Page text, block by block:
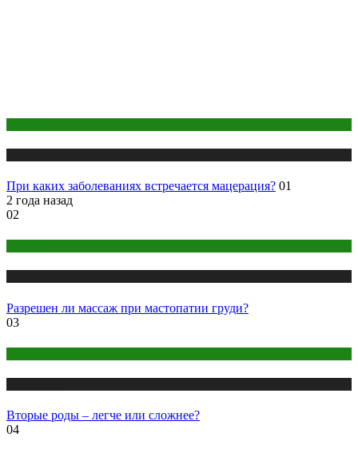
При каких заболеваниях встречается мацерация? 01
2 года назад
02
Разрешен ли массаж при мастопатии груди?
03
Вторые роды – легче или сложнее?
04